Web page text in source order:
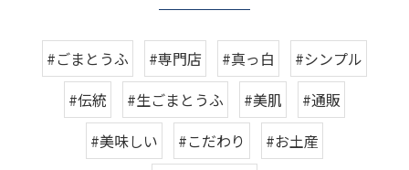
#ごまとうふ #専門店 #真っ白
#シンプル
#伝統
#生ごまとうふ #美肌
#通販
#美味しい
#こだわり
#お土産